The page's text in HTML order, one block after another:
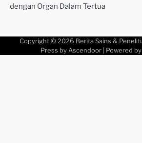
dengan Organ Dalam Tertua
Copyright © 2026 Berita Sains &
Press by Ascendoor | Powered by